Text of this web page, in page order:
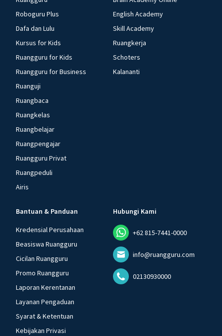
Roboguru Plus
Dafa dan Lulu
Kursus for Kids
Ruangguru for Kids
Ruangguru for Business
Ruanguji
Ruangbaca
Ruangkelas
Ruangbelajar
Ruangpengajar
Ruangguru Privat
Ruangpeduli
Airis
English Academy
Skill Academy
Ruangkerja
Schoters
Kalananti
Bantuan & Panduan
Kredensial Perusahaan
Beasiswa Ruangguru
Cicilan Ruangguru
Promo Ruangguru
Laporan Kerentanan
Layanan Pengaduan
Syarat & Ketentuan
Kebijakan Privasi
Hubungi Kami
+62 815-7441-0000
info@ruangguru.com
02130930000